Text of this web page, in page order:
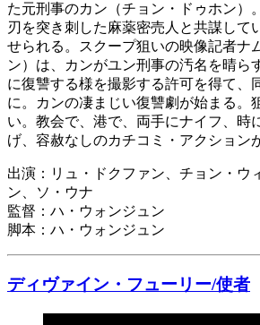
た元刑事のカン（チョン・ドゥホン）
刃を突き刺した麻薬密売人と共謀して
せられる。スクープ狙いの映像記者ナ
ン）は、カンがユン刑事の汚名を晴ら
に復讐する様を撮影する許可を得て、
に。カンの凄まじい復讐劇が始まる。
い。教会で、港で、両手にナイフ、時
げ、容赦なしのカチコミ・アクション
出演：リュ・ドクファン、チョン・ウ
ン、ソ・ウナ
監督：ハ・ウォンジュン
脚本：ハ・ウォンジュン
ディヴァイン・フューリー/使者